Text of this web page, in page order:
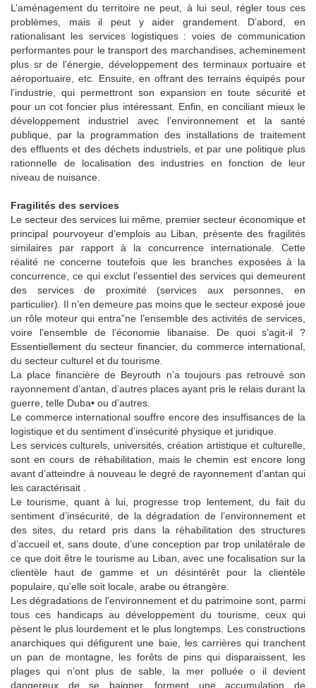
L’aménagement du territoire ne peut, à lui seul, régler tous ces
problèmes, mais il peut y aider grandement. D’abord, en
rationalisant les services logistiques : voies de communication
performantes pour le transport des marchandises, acheminement
plus sr de l’énergie, développement des terminaux portuaire et
aéroportuaire, etc. Ensuite, en offrant des terrains équipés pour
l’industrie, qui permettront son expansion en toute sécurité et
pour un cot foncier plus intéressant. Enfin, en conciliant mieux le
développement industriel avec l’environnement et la santé
publique, par la programmation des installations de traitement
des effluents et des déchets industriels, et par une politique plus
rationnelle de localisation des industries en fonction de leur
niveau de nuisance.
Fragilités des services
Le secteur des services lui même, premier secteur économique et
principal pourvoyeur d’emplois au Liban, présente des fragilités
similaires par rapport à la concurrence internationale. Cette
réalité ne concerne toutefois que les branches exposées à la
concurrence, ce qui exclut l’essentiel des services qui demeurent
des services de proximité (services aux personnes, en
particulier). Il n’en demeure pas moins que le secteur exposé joue
un rôle moteur qui entra”ne l’ensemble des activités de services,
voire l’ensemble de l’économie libanaise. De quoi s’agit-il ?
Essentiellement du secteur financier, du commerce international,
du secteur culturel et du tourisme.
La place financière de Beyrouth n’a toujours pas retrouvé son
rayonnement d’antan, d’autres places ayant pris le relais durant la
guerre, telle Duba• ou d’autres.
Le commerce international souffre encore des insuffisances de la
logistique et du sentiment d’insécurité physique et juridique.
Les services culturels, universités, création artistique et culturelle,
sont en cours de réhabilitation, mais le chemin est encore long
avant d’atteindre à nouveau le degré de rayonnement d’antan qui
les caractérisait .
Le tourisme, quant à lui, progresse trop lentement, du fait du
sentiment d’insécurité, de la dégradation de l’environnement et
des sites, du retard pris dans la réhabilitation des structures
d’accueil et, sans doute, d’une conception par trop unilatérale de
ce que doit être le tourisme au Liban, avec une focalisation sur la
clientèle haut de gamme et un désintérêt pour la clientèle
populaire, qu’elle soit locale, arabe ou étrangère.
Les dégradations de l’environnement et du patrimoine sont, parmi
tous ces handicaps au développement du tourisme, ceux qui
pèsent le plus lourdement et le plus longtemps. Les constructions
anarchiques qui défigurent une baie, les carrières qui tranchent
un pan de montagne, les forêts de pins qui disparaissent, les
plages qui n’ont plus de sable, la mer polluée o il devient
dangereux de se baigner, forment une accumulation de